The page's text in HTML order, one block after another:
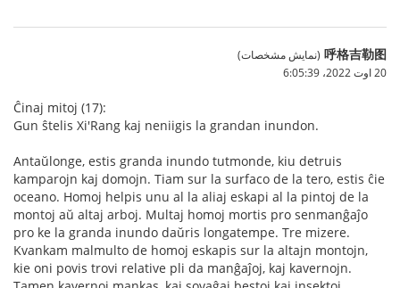
呼格吉勒图 (نمایش مشخصات)
20 اوت 2022،‏ 6:05:39
Ĉinaj mitoj (17):
Gun ŝtelis Xi'Rang kaj neniigis la grandan inundon.
Antaŭlonge, estis granda inundo tutmonde, kiu detruis
kamparojn kaj domojn. Tiam sur la surfaco de la tero, estis ĉie
oceano. Homoj helpis unu al la aliaj eskapi al la pintoj de la
montoj aŭ altaj arboj. Multaj homoj mortis pro senmanĝaĵo
pro ke la granda inundo daŭris longatempe. Tre mizere.
Kvankam malmulto de homoj eskapis sur la altajn montojn,
kie oni povis trovi relative pli da manĝaĵoj, kaj kavernojn.